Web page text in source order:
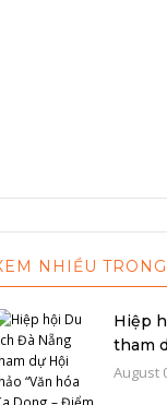
NHIỀU
Hiệp
tham
Dong
August